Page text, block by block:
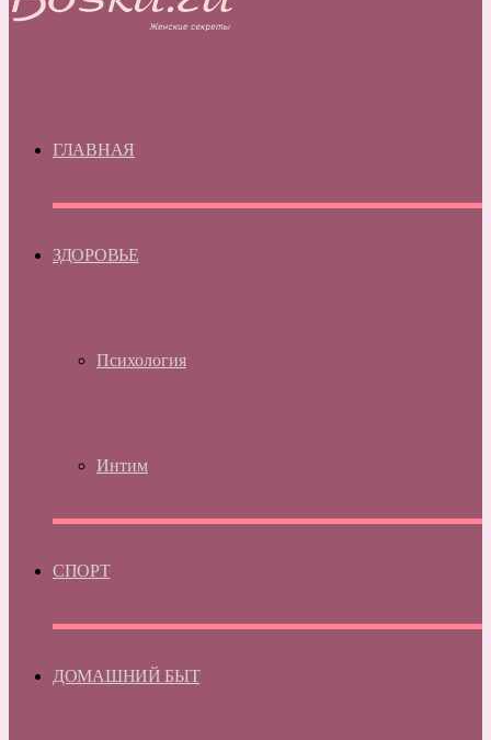
ГЛАВНАЯ
ЗДОРОВЬЕ
Психология
Интим
СПОРТ
ДОМАШНИЙ БЫТ